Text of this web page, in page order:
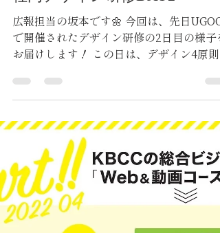
広報担当の坂本です🌼 今回は、先日
で開催されたデザイン研修の2日目の様子
お届けします！ この日は、デザイン4原則
強弱を簡単に説明すると、目立たせたい部
とそうでない部分に差をつけるという事で
す。...